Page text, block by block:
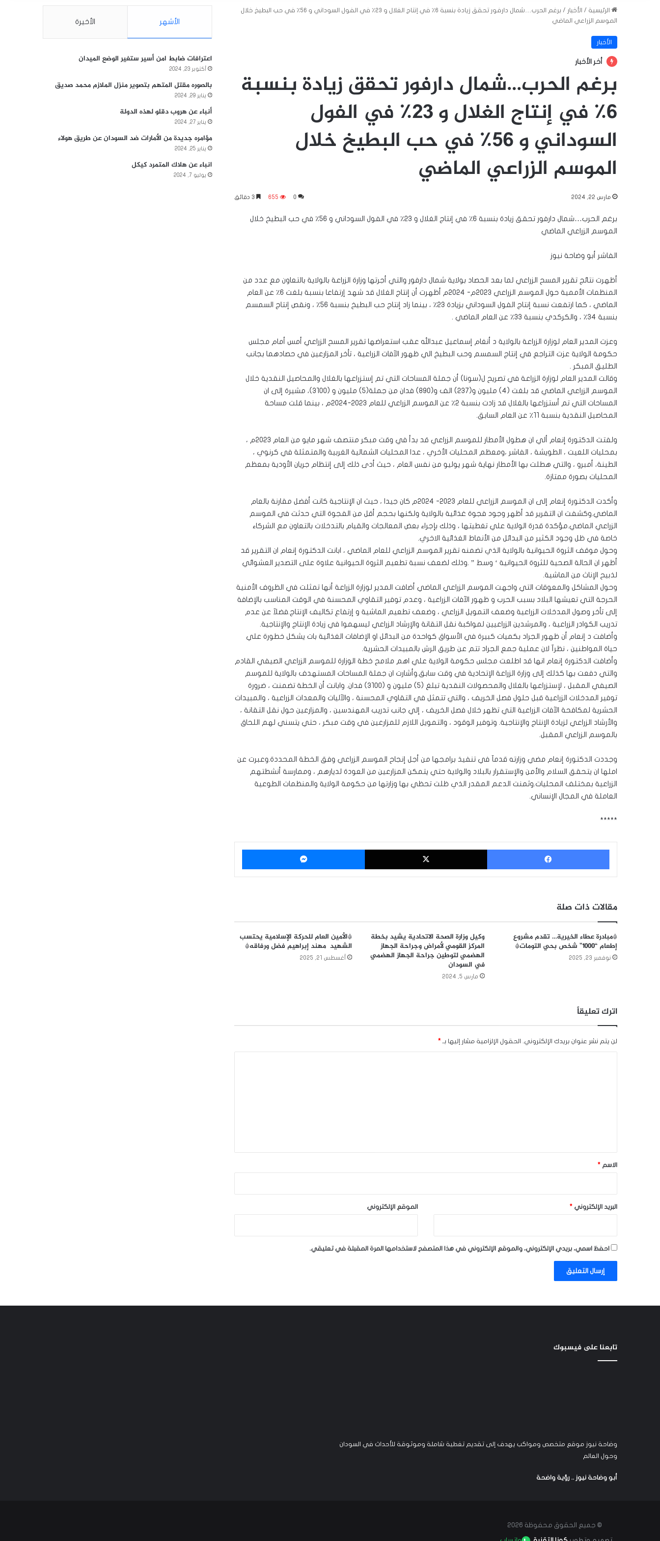
الرئيسية / الأخبار /
برغم الحرب…شمال دارفور تحقق زيادة بنسبة ٦٪ في إنتاج الغلال و ٢٣٪ في الفول السوداني و ٥٦٪ في حب البطيخ خلال
الموسم الزراعي الماضي
الأخبار
أخر الأخبار
برغم الحرب…شمال دارفور تحقق زيادة بنسبة
٦٪ في إنتاج الغلال و ٢٣٪ في الفول
السوداني و ٥٦٪ في حب البطيخ خلال
الموسم الزراعي الماضي
مارس 22, 2024 0
655
برغم الحرب…شمال دارفور تحقق زيادة بنسبة ٦٪ في إنتاج الغلال و ٢٣٪ في الفول السوداني و ٥٦٪ في حب البطيخ خلال
الموسم الزراعي الماضي
الفاشر أبو وضاحة نيوز
أظهرت نتائج تقرير المسح الزراعي لما بعد الحصاد بولاية شمال دارفور والتي أجرتها وزارة الزراعة بالولاية بالتعاون مع عدد من
المنظمات الأممية حول الموسم الزراعي ٢٠٢٣م- ٢٠٢٤م أظهرت أن إنتاج الغلال قد شهد إرتفاعا بنسبة بلغت ٦٪ عن العام
الماضي ، كما ارتفعت نسبة إنتاج الفول السوداني بزيادة ٢٣٪ ، بينما زاد إنتاج حب البطيخ بنسبة ٥٦٪ ، ونقص إنتاج السمسم
بنسبة ٣٤٪ ، والكركدي بنسبة ٣٣٪ عن العام الماضي .
وعزت المدير العام لوزارة الزراعة بالولاية د أنغام إسماعيل عبدالله عقب استعراضها تقرير المسح الزراعي أمس أمام مجلس
حكومة الولاية عزت التراجع في إنتاج السمسم وحب البطيخ الي ظهور الآفات الزراعية ، تأخر المزارعين في حصادهما بجانب
الطليق المبكر .
وقالت المدير العام لوزارة الزراعة في تصريح ل(سونا) أن جملة المساحات التي تم إستزراعها بالغلال والمحاصيل النقدية خلال
الموسم الزراعي الماضي قد بلغت (٤) مليون و(٢٣٧) الف و(٨٩٠) فدان من جملة(٥) مليون و (٣١٠٠)، مشيرة إلى ان
المساحات التي تم أستزراعها بالغلال قد زادت بنسبة ٢٪ عن الموسم الزراعي للعام ٢٠٢٣-٢٠٢٤م ، بينما قلت مساحة
المحاصيل النقدية بنسبة ١١٪ عن العام السابق.
ولفتت الدكتورة إنعام ألي ان هطول الأمطار للموسم الزراعي قد بدأ في وقت مبكر منتصف شهر مايو من العام ٢٠٢٣م ،
بمحليات اللعيت ، الطويشة ، الفاشر ،ومعظم المحليات الأخري ، عدا المحليات الشمالية الغربية والمتمثلة في كرنوي ،
الطينة، أمبرو ، والتي هطلت بها الأمطار نهاية شهر يوليو من نفس العام ، حيث أدى ذلك إلى إنتظام جريان الأودية بمعظم
المحليات بصورة ممتازة.
وأكدت الدكتورة إنعام إلى ان الموسم الزراعي للعام ٢٠٢٣- ٢٠٢٤م كان جيدا ، حيث ان الإنتاجية كانت أفضل مقارنة بالعام
الماضي.وكشفت ان التقرير قد أظهر وجود فجوة غذائية بالولاية ولكنها بحجم أقل من الفجوة التي حدثت في الموسم
الزراعي الماضي.مؤكدة قدرة الولاية علي تغطيتها ، وذلك بإجراء بعض المعالجات والقيام بالتدخلات بالتعاون مع الشركاء
خاصة في ظل وجود الكثير من البدائل من الأنماط الغذائية الاخري.
وحول موقف الثروة الحيوانية بالولاية الذي تضمنه تقرير الموسم الزراعي للعام الماضي ، ابانت الدكتورة إنعام ان التقرير قد
أظهر ان الحالة الصحية للثروة الحيوانية ‘ وسط ” .وذلك لضعف نسبة تطعيم الثروة الحيوانية علاوة على التصدير العشوائي
لذبيح الإناث من الماشية.
وحول المشاكل والمعوقات التي واجهت الموسم الزراعي الماضي أضافت المدير لوزارة الزراعة أنها تمثلت في الظروف الأمنية
الحرجة التي تعيشها البلاد بسبب الحرب و ظهور الآفات الزراعية ، وعدم توفير التقاوي المحسنة في الوقت المناسب بالإضافة
إلى تأخر وصول المدخلات الزراعية وضعف التمويل الزراعي ، وضعف تطعيم الماشية و إرتفاع تكاليف الإنتاج.فضلآ عن عدم
تدريب الكوادر الزراعية ، والمرشدين الزراعيين لمواكبة نقل التقانة والإرشاد الزراعي ليسهموا في زيادة الإنتاج والإنتاجية.
وأضافت د إنعام أن ظهور الجراد بكميات كبيرة في الأسواق كواحدة من البدائل او الإضافات الغذائية بات يشكل خطورة علي
حياة المواطنين ، نظرآ لان عملية جمع الجراد تتم عن طريق الرش بالمبيدات الحشرية.
وأضافت الدكتورة إنعام انها قد اطلعت مجلس حكومة الولاية علي اهم ملامح خطة الوزارة للموسم الزراعي الصيفي القادم
والتي دفعت بها كذلك إلى وزارة الزراعة الإتحادية في وقت سابق.وأشارت ان جملة المساحات المستهدف بالولاية للموسم
الصيفي المقبل ، لإستزراعها بالغلال والمحصولات النقدية تبلغ (٥) مليون و (٣١٠٠) فدان. وابانت أن الخطة تضمنت ، ضرورة
توفير المدخلات الزراعية قبل حلول فصل الخريف ، والتي تتمثل في التقاوي المحسنة ، والآليات والمعدات الزراعية ، والمبيدات
الحشرية لمكافحة الآفات الزراعية التي تظهر خلال فصل الخريف ، إلي جانب تدريب المهندسين ، والمزارعين حول نقل التقانة ،
والأرشاد الزراعي لزيادة الإنتاج والإنتاجية. وتوفير الوقود ، والتمويل اللازم للمزارعين في وقت مبكر ، حتي يتسني لهم اللحاق
بالموسم الزراعي المقبل.
وجددت الدكتورة إنعام مضي وزارته قدمآ في تنفيذ برامجها من أجل إنجاح الموسم الزراعي وفق الخطة المحددة.وعبرت عن
املها ان يتحقق السلام والأمن والإستقرار بالبلاد والولاية حتي يتمكن المزارعين من العودة لديارهم ، وممارسة أنشطتهم
الزراعية بمختلف المحليات.وثمنت الدعم المقدر الذي ظلت تحظي بها وزارتها من حكومة الولاية والمنظمات الطوعية
العاملة في المجال الإنساني.
*****
فيسبوك ‫X
مقالات ذات صلة
*مبادرة عطاء الخيرية… تقدم مشروع
إطعام “١٠٠٠” شخص بحي التومات*
نوفمبر 23, 2025
وكيل وزارة الصحة الاتحادية يشيد بخطة
المركز القومي لأمراض وجراحة الجهاز
الهضمي لتوطين جراحة الجهاز الهضمي
في السودان
مارس 5, 2024
*الأمين العام للحركة الإسلامية يحتسب
الشهيد مهند إبراهيم فضل ورفاقه*
أغسطس 21, 2025
اترك تعليقاً
لن يتم نشر عنوان بريدك الإلكتروني. الحقول الإلزامية مشار إليها بـ *
*الاسم *
البريد الإلكتروني * الموقع الإلكتروني
احفظ اسمي، بريدي الإلكتروني، والموقع الإلكتروني في هذا المتصفح لاستخدامها المرة المقبلة في تعليقي.
الأشهر الأخيرة
اعترافات ضابط امن أسير ستغير الوضع الميدان
أكتوبر 23, 2024
بالصوره مقتل المتهم بتصوير منزل الملازم محمد صديق
يناير 29, 2024
أنباء عن هروب دقلو لهذه الدولة
يناير 27, 2024
مؤامره جديدة من الأمارات ضد السودان عن طريق هولاء
يناير 25, 2024
انباء عن هلاك المتمرد كيكل
يوليو 7, 2024
تابعنا على فيسبوك
وضاحة نيوز موقع متخصص ومواكب يهدف إلى تقديم تغطية شاملة وموثوقة للأحداث في السودان
وحول العالم
أبو وضاحة نيوز .. رؤية واضحة
© جميع الحقوق محفوظة 2026